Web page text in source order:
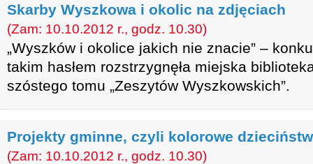
Skarby Wyszkowa i okolic na zdjęciach
(Zam: 10.10.2012 r., godz. 10.30)
„Wyszków i okolice jakich nie znacie” –
takim hasłem rozstrzygnęła miejska
szóstego tomu „Zeszytów Wyszkowskich”.
Projekty gminne, czyli kolorowe
(Zam: 10.10.2012 r., godz. 10.30)